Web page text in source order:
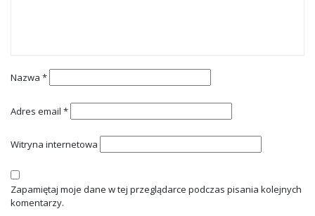
Nazwa *
Adres email *
Witryna internetowa
Zapamiętaj moje dane w tej przeglądarce podczas pisania kolejnych
komentarzy.